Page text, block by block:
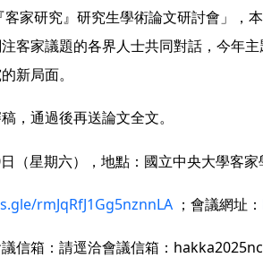
家研究』研究生學術論文研討會」，
客家議題的各界人士共同對話，今年
新局面。
，通過後再送論文全文。
（星期六），地點：國立中央大學客
rmJqRfJ1Gg5nznnLA ；會議網址：
信箱：請逕洽會議信箱：